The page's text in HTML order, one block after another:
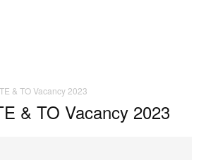
& TO Vacancy 2023
& TO Vacancy 2023